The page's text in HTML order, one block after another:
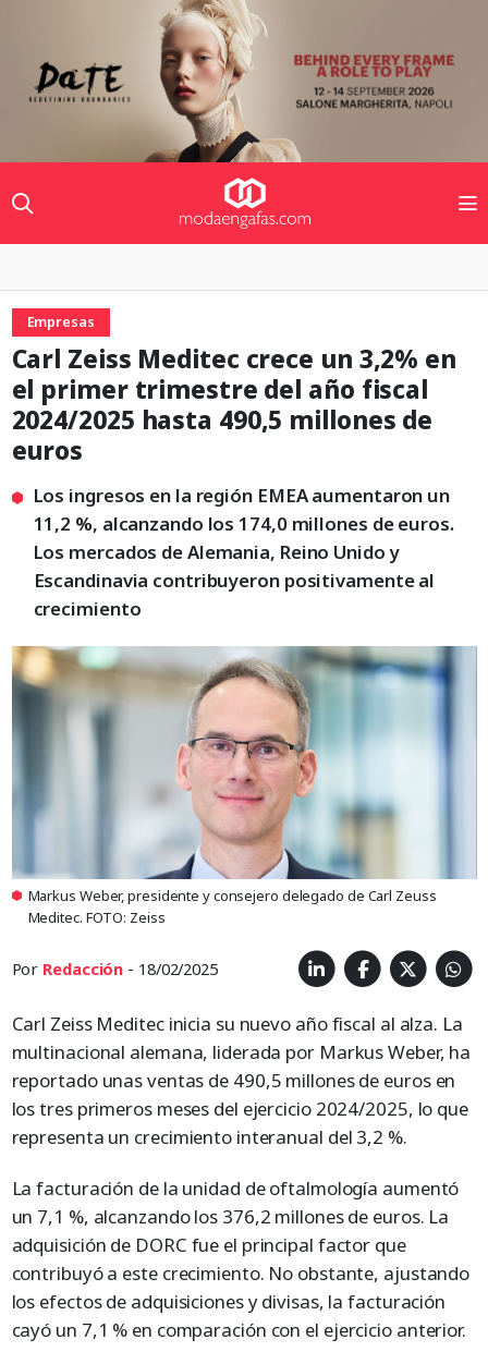
Empresas
Carl Zeiss Meditec crece un 3,2% en
el primer trimestre del año fiscal
2024/2025 hasta 490,5 millones de
euros
Los ingresos en la región EMEA aumentaron un
11,2 %, alcanzando los 174,0 millones de euros.
Los mercados de Alemania, Reino Unido y
Escandinavia contribuyeron positivamente al
crecimiento
Markus Weber, presidente y consejero delegado de Carl Zeuss
Meditec. FOTO: Zeiss
Por Redacción - 18/02/2025
Carl Zeiss Meditec inicia su nuevo año fiscal al alza. La
multinacional alemana, liderada por Markus Weber, ha
reportado unas ventas de 490,5 millones de euros en
los tres primeros meses del ejercicio 2024/2025, lo que
representa un crecimiento interanual del 3,2 %.
La facturación de la unidad de oftalmología aumentó
un 7,1 %, alcanzando los 376,2 millones de euros. La
adquisición de DORC fue el principal factor que
contribuyó a este crecimiento. No obstante, ajustando
los efectos de adquisiciones y divisas, la facturación
cayó un 7,1 % en comparación con el ejercicio anterior.